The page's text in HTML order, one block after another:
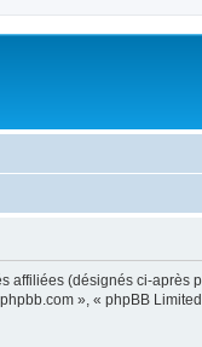
(désignés ci-
», « phpBB